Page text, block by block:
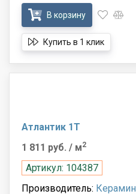
В корзину
Купить в 1 клик
Атлантик 1T
1 811 руб. / м2
Артикул: 104387
Производитель: Керамин